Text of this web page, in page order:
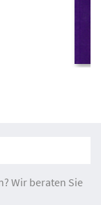
Wir beraten Sie